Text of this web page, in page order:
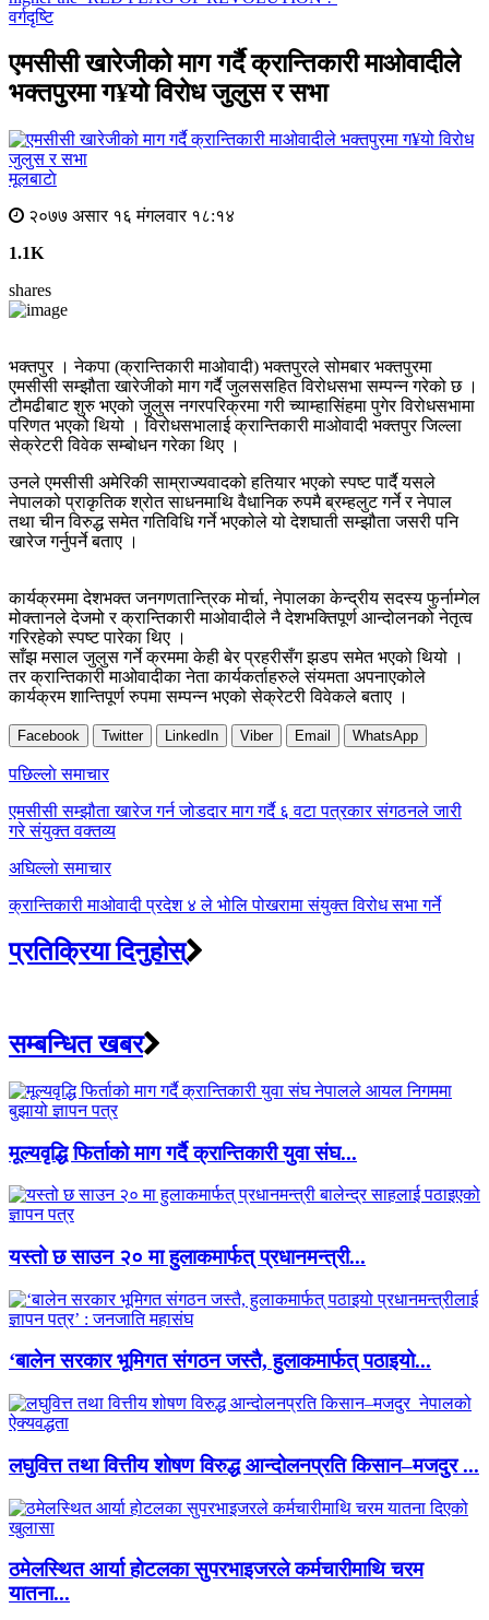
वर्गदृष्टि
एमसीसी खारेजीको माग गर्दै क्रान्तिकारी माओवादीले
भक्तपुरमा ग¥यो विरोध जुलुस र सभा
मूलबाटाे
२०७७ असार १६ मंगलवार १८:१४
1.1K
shares
भक्तपुर । नेकपा (क्रान्तिकारी माओवादी) भक्तपुरले सोमबार भक्तपुरमा
एमसीसी सम्झौता खारेजीको माग गर्दै जुलससहित विरोधसभा सम्पन्न गरेको छ ।
टौमढीबाट शुरु भएको जुलुस नगरपरिक्रमा गरी च्याम्हासिंहमा पुगेर विरोधसभामा
परिणत भएको थियो । विरोधसभालाई क्रान्तिकारी माओवादी भक्तपुर जिल्ला
सेक्रेटरी विवेक सम्बोधन गरेका थिए ।
उनले एमसीसी अमेरिकी साम्राज्यवादको हतियार भएको स्पष्ट पार्दै यसले
नेपालको प्राकृतिक श्रोत साधनमाथि वैधानिक रुपमै ब्रम्हलुट गर्ने र नेपाल
तथा चीन विरुद्ध समेत गतिविधि गर्ने भएकोले यो देशघाती सम्झौता जसरी पनि
खारेज गर्नुपर्ने बताए ।
कार्यक्रममा देशभक्त जनगणतान्त्रिक मोर्चा, नेपालका केन्द्रीय सदस्य फुर्नाम्गेल
मोक्तानले देजमो र क्रान्तिकारी माओवादीले नै देशभक्तिपूर्ण आन्दोलनको नेतृत्व
गरिरहेको स्पष्ट पारेका थिए ।
साँझ मसाल जुलुस गर्ने क्रममा केही बेर प्रहरीसँग झडप समेत भएको थियो ।
तर क्रान्तिकारी माओवादीका नेता कार्यकर्ताहरुले संयमता अपनाएकोले
कार्यक्रम शान्तिपूर्ण रुपमा सम्पन्न भएको सेक्रेटरी विवेकले बताए ।
Facebook Twitter LinkedIn Viber Email WhatsApp
Post
navigation
पछिल्लाे समाचार
एमसीसी सम्झौता खारेज गर्न जोडदार माग गर्दै ६ वटा पत्रकार संगठनले जारी
गरे संयुक्त वक्तव्य
अघिल्लाे समाचार
क्रान्तिकारी माओवादी प्रदेश ४ ले भोलि पोखरामा संयुक्त विरोध सभा गर्ने
प्रतिक्रिया दिनुहोस्
सम्बन्धित खबर
मूल्यवृद्धि फिर्ताको माग गर्दै क्रान्तिकारी युवा संघ...
यस्तो छ साउन २० मा हुलाकमार्फत् प्रधानमन्त्री...
‘बालेन सरकार भूमिगत संगठन जस्तै, हुलाकमार्फत् पठाइयो...
लघुवित्त तथा वित्तीय शोषण विरुद्ध आन्दोलनप्रति किसान–मजदुर ...
ठमेलस्थित आर्या होटलका सुपरभाइजरले कर्मचारीमाथि चरम
यातना...